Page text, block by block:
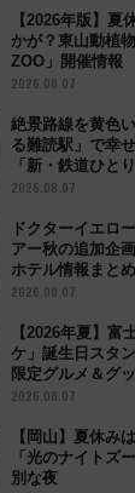
【2026年版】夏
かが？東山動植
ZOO」開催情報
2026.08.07
絶景路線を黄色
る難読駅」で幸
「新・鉄道ひと
鉄道」
2026.08.07
ドクターイエロ
アー秋の追加企
ホテル情報まとめ
2026.08.07
【2026年夏】富
ケ」誕生日スタ
限定グルメ＆グ
2026.08.07
【岡山】夏休み
「光のナイトズ
別な夜